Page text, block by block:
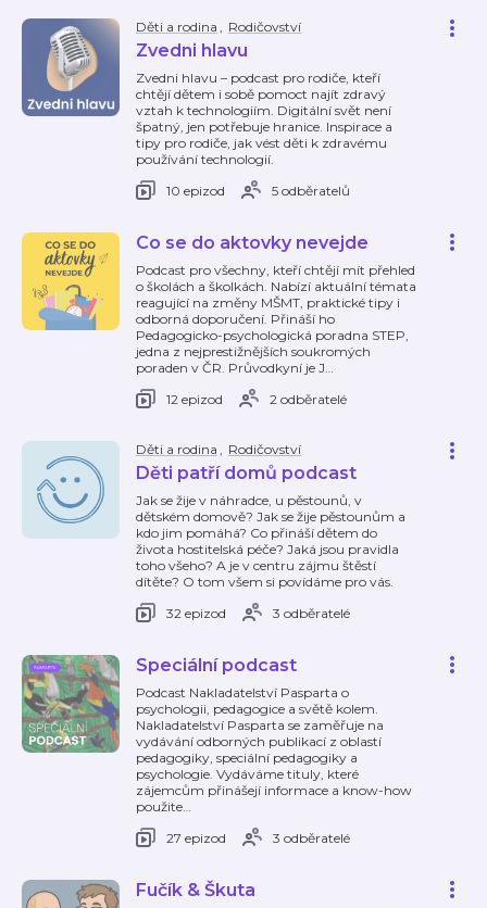
Děti a rodina , Rodičovství
Zvedni hlavu
Zvedni hlavu – podcast pro rodiče, kteří
chtějí dětem i sobě pomoct najít zdravý
vztah k technologiím. Digitální svět není
špatný, jen potřebuje hranice. Inspirace a
tipy pro rodiče, jak vést děti k zdravému
používání technologií.
10 epizod
5 odběratelů
Co se do aktovky nevejde
Podcast pro všechny, kteří chtějí mít přehled
o školách a školkách. Nabízí aktuální témata
reagující na změny MŠMT, praktické tipy i
odborná doporučení. Přináší ho
Pedagogicko-psychologická poradna STEP,
jedna z nejprestižnějších soukromých
poraden v ČR. Průvodkyní je J…
12 epizod
2 odběratelé
Děti a rodina , Rodičovství
Děti patří domů podcast
Jak se žije v náhradce, u pěstounů, v
dětském domově? Jak se žije pěstounům a
kdo jim pomáhá? Co přináší dětem do
života hostitelská péče? Jaká jsou pravidla
toho všeho? A je v centru zájmu štěstí
dítěte? O tom všem si povídáme pro vás.
32 epizod
3 odběratelé
Speciální podcast
Podcast Nakladatelství Pasparta o
psychologii, pedagogice a světě kolem.
Nakladatelství Pasparta se zaměřuje na
vydávání odborných publikací z oblastí
pedagogiky, speciální pedagogiky a
psychologie. Vydáváme tituly, které
zájemcům přinášejí informace a know-how
použite…
27 epizod
3 odběratelé
Fučík & Škuta